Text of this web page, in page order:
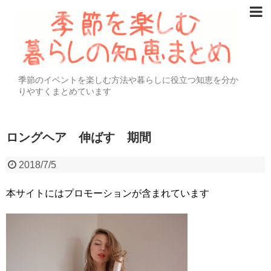
季節のイベントを楽しむ方法や暮らしに役立つ知恵を分か
りやすくまとめています
ロングヘア 伸ばす 期間
2018/7/5
本サイトにはプロモーションが含まれています